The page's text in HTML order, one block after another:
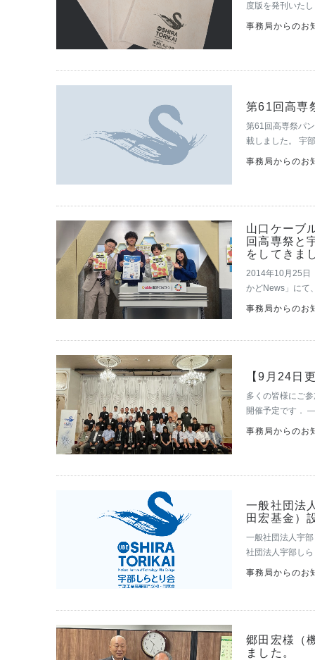
度版を発刊いた
らっしゃるかと
事務局からのお
第61回高専
第61回高専祭パ
載しました。 宇
般の方に広くPR
事務局からのお
山口ケーブ
回高専祭と
をしてきま
2014年10月25日
かどNews」にて
会のホームカミ
事務局からのお
【9月24日
多くの皆様にご
開催予定で
事務局からのお
一般社団法
田宏基金）
一般社団法人宇
社団法人宇部し
このたび、宇部
事務局からのお
郷田宏様（
ました。